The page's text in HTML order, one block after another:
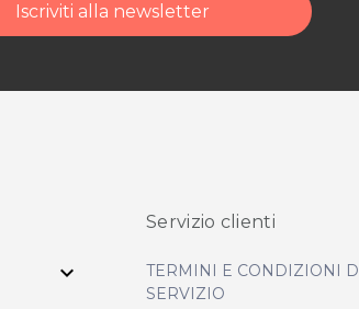
Iscriviti alla newsletter
expand_more
Servizio clienti
TERMINI E CONDIZIONI
SERVIZIO